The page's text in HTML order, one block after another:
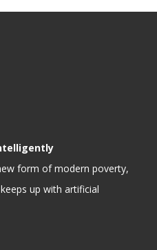
form of modern poverty,
up with artificial